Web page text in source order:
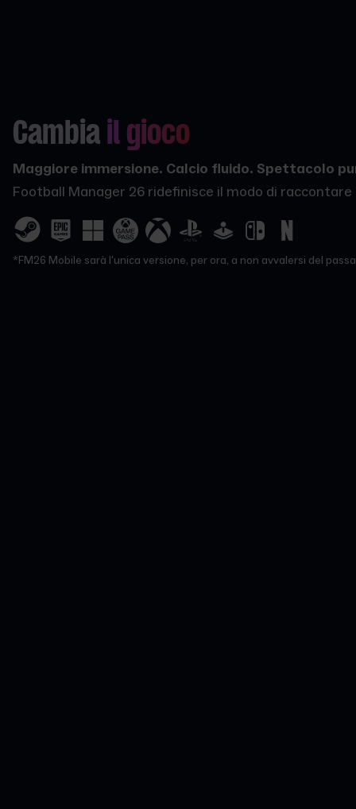
Cambia il gioco
Maggiore immersione. Calcio fluido. Spettacolo
Football Manager 26 ridefinisce il modo di
*FM26 Mobile sarà l'unica versione, per ora, a non avvalersi del